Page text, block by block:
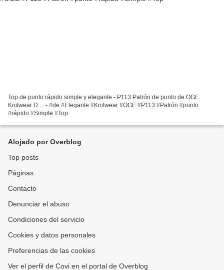
Top de punto rápido simple y elegante - P113 Patrón de punto de OGE
Knitwear D ... - #de #Elegante #Knitwear #OGE #P113 #Patrón #punto
#rápido #Simple #Top
Alojado por Overblog
Top posts
Páginas
Contacto
Denunciar el abuso
Condiciones del servicio
Cookies y datos personales
Preferencias de las cookies
Ver el perfil de Covi en el portal de Overblog